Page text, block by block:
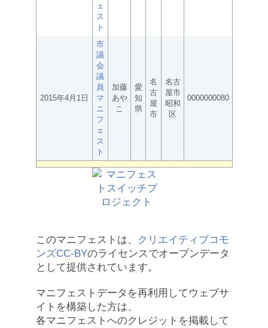
ェ
ス
ト
2015年4月1日
市
議
会
議
員
マ
ニ
フ
ェ
ス
ト
加藤
あや
こ
愛
知
県
名
古
屋
市
名古
屋市
昭和
区
0000000080
このマニフェストは、
クリエイティブコモ
ンズCC-BYのライセンスでオープンデータ
として提供されています。
マニフェストデータを再利用してウェブサ
イトを構築した方は、
各マニフェストへのクレジットを掲載して